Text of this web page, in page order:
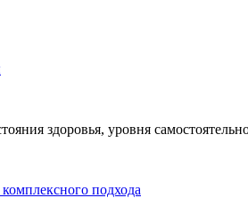
здоровья, уровня
подхода